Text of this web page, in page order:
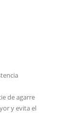
de agarre
y evita el